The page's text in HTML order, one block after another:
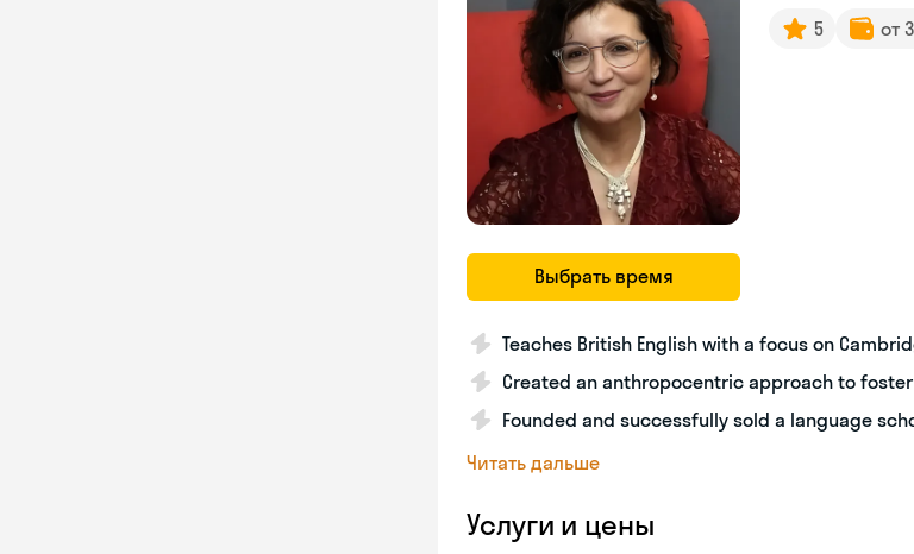
Выбрать время
5 от
Teaches British English with a focus on
Created an anthropocentric approach to
Founded and successfully sold a language
Читать дальше
Услуги и цены